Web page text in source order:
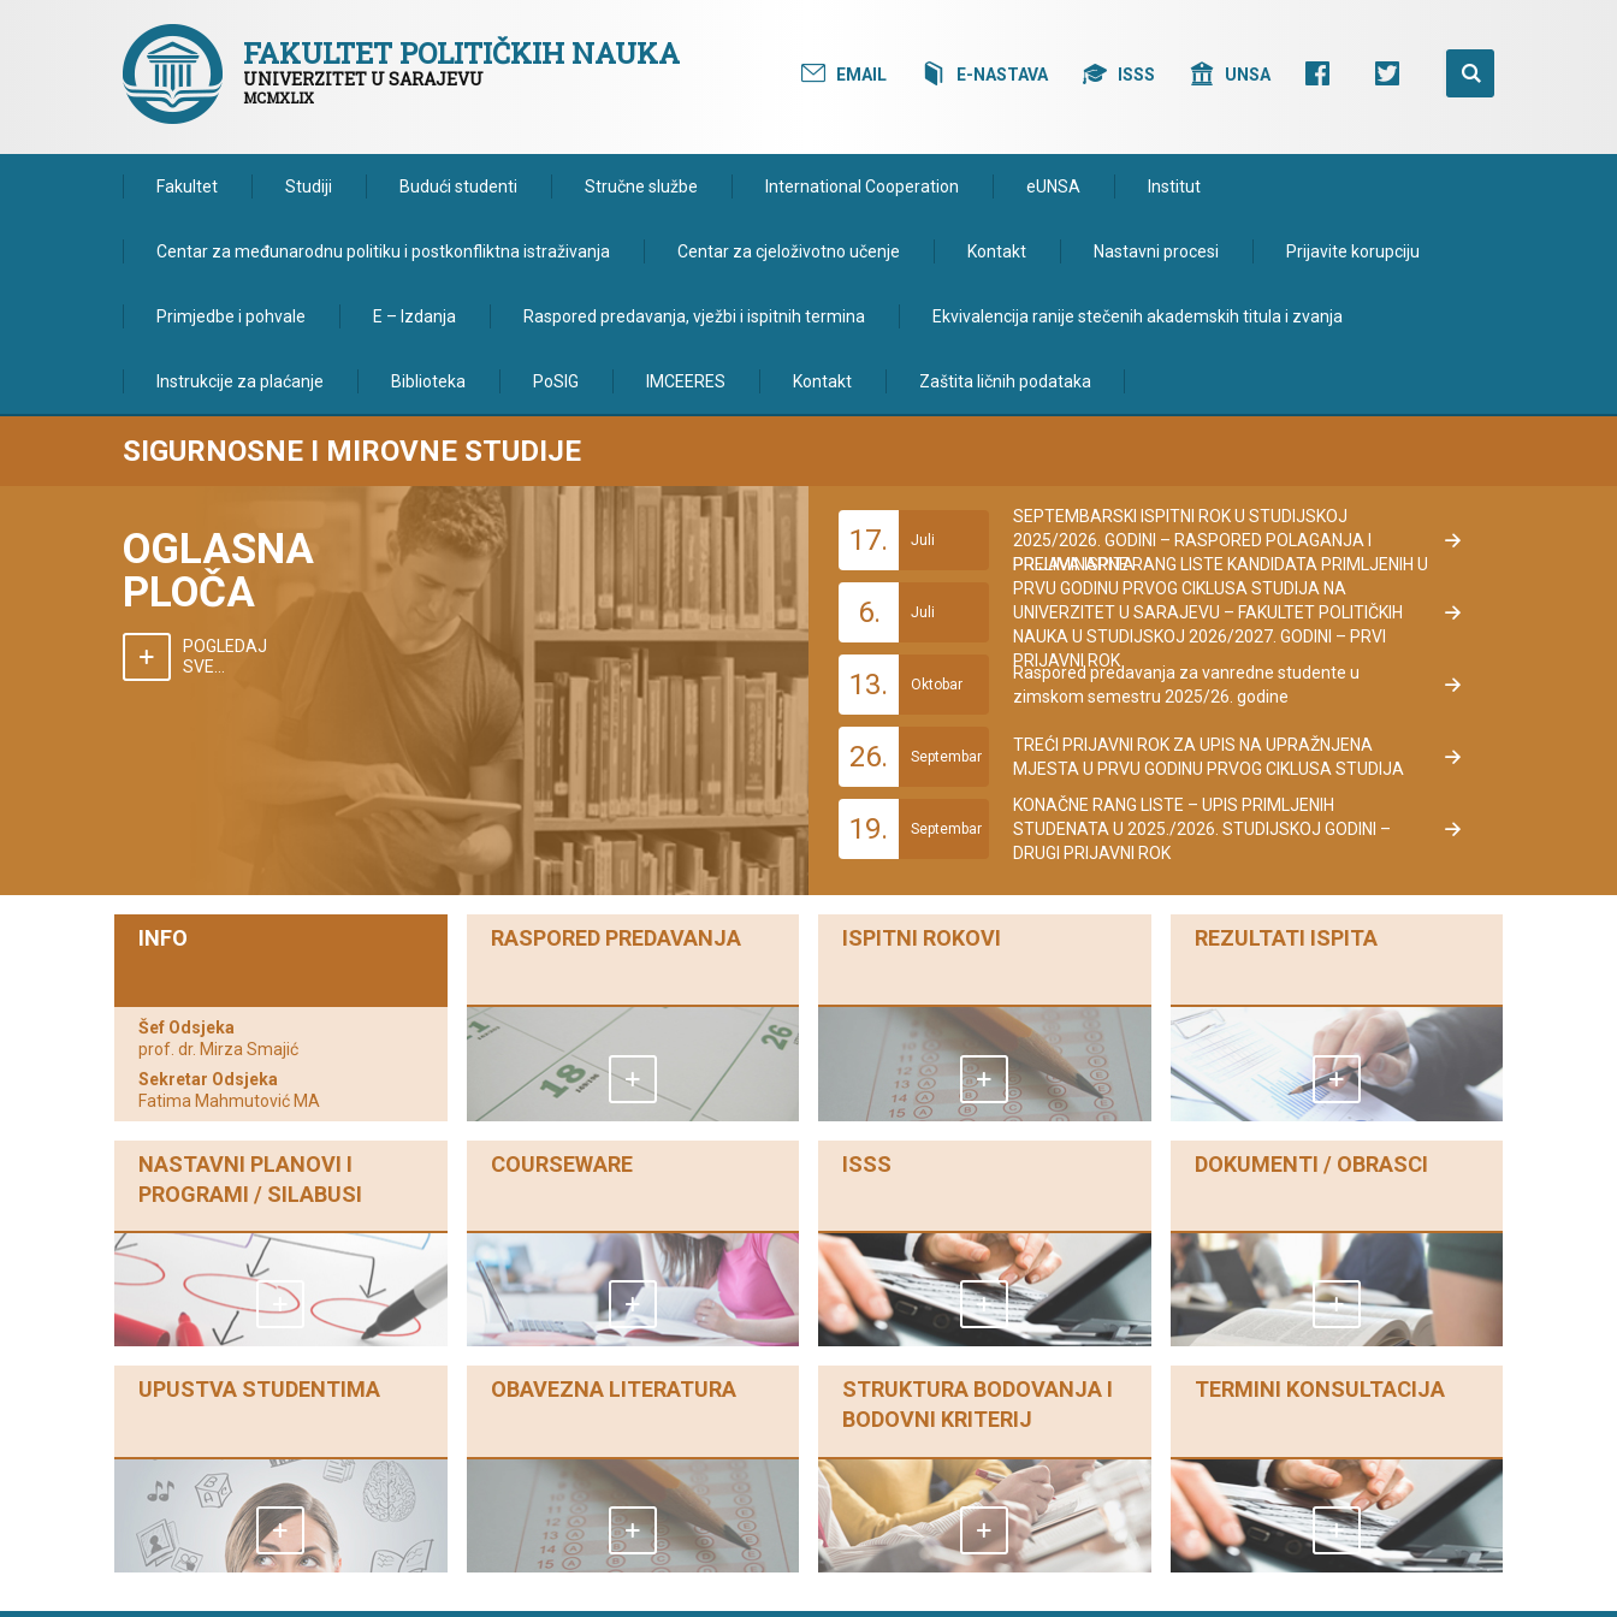
FAKULTET POLITIČKIH NAUKA
UNIVERZITET U SARAJEVU
MCMXLIX
EMAIL E-NASTAVA ISSS UNSA
Fakultet Studiji Budući studenti Stručne službe International Cooperation eUNSA Institut
Centar za međunarodnu politiku i postkonfliktna istraživanja Centar za cjeloživotno učenje Kontakt Nastavni procesi Prijavite korupciju
Primjedbe i pohvale E – Izdanja Raspored predavanja, vježbi i ispitnih termina Ekvivalencija ranije stečenih akademskih titula i zvanja
Instrukcije za plaćanje Biblioteka PoSIG IMCEERES Kontakt Zaštita ličnih podataka
SIGURNOSNE I MIROVNE STUDIJE
OGLASNA
PLOČA
POGLEDAJ
SVE...
17. Juli
SEPTEMBARSKI ISPITNI ROK U STUDIJSKOJ
2025/2026. GODINI – RASPORED POLAGANJA I
PRIJAVA ISPITA
6. Juli
PRELIMINARNE RANG LISTE KANDIDATA PRIMLJENIH U
PRVU GODINU PRVOG CIKLUSA STUDIJA NA
UNIVERZITET U SARAJEVU – FAKULTET POLITIČKIH
NAUKA U STUDIJSKOJ 2026/2027. GODINI – PRVI
PRIJAVNI ROK
13. Oktobar
Raspored predavanja za vanredne studente u
zimskom semestru 2025/26. godine
26. Septembar
TREĆI PRIJAVNI ROK ZA UPIS NA UPRAŽNJENA
MJESTA U PRVU GODINU PRVOG CIKLUSA STUDIJA
19. Septembar
KONAČNE RANG LISTE – UPIS PRIMLJENIH
STUDENATA U 2025./2026. STUDIJSKOJ GODINI –
DRUGI PRIJAVNI ROK
INFO
Šef Odsjeka
prof. dr. Mirza Smajić
Sekretar Odsjeka
Fatima Mahmutović MA
RASPORED PREDAVANJA ISPITNI ROKOVI REZULTATI ISPITA
NASTAVNI PLANOVI I
PROGRAMI / SILABUSI
COURSEWARE ISSS DOKUMENTI / OBRASCI
UPUSTVA STUDENTIMA OBAVEZNA LITERATURA
STRUKTURA BODOVANJA I
BODOVNI KRITERIJ
TERMINI KONSULTACIJA